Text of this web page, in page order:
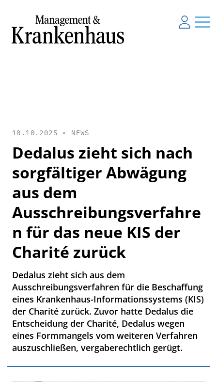
10.10.2025 • NEWS
Dedalus zieht sich nach
sorgfältiger Abwägung
aus dem
Ausschreibungsverfahre
n für das neue KIS der
Charité zurück
Dedalus zieht sich aus dem
Ausschreibungsverfahren für die Beschaffung
eines Krankenhaus-Informationssystems (KIS)
der Charité zurück. Zuvor hatte Dedalus die
Entscheidung der Charité, Dedalus wegen
eines Formmangels vom weiteren Verfahren
auszuschließen, vergaberechtlich gerügt.